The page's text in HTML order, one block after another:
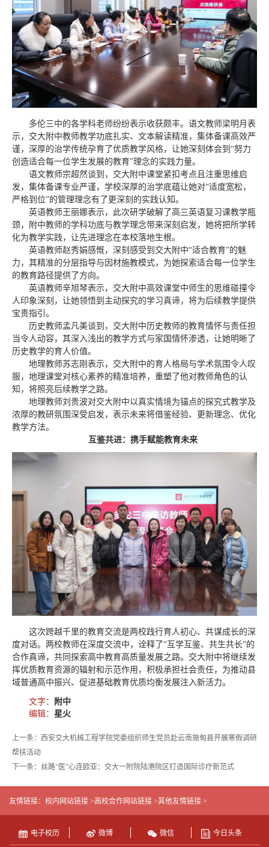
多伦三中的各学科老师纷纷表示收获颇丰。语文教师梁明月表
示，交大附中教师教学功底扎实、文本解读精准，集体备课高效严
谨，深厚的治学传统孕育了优质教学风格，让她深刻体会到“努力
创造适合每一位学生发展的教育”理念的实践力量。
语文教师宗超然谈到，交大附中课堂紧扣考点且注重思维启
发，集体备课专业严谨，学校深厚的治学底蕴让她对“适度宽松，
严格到位”的管理理念有了更深刻的实践认知。
英语教师王丽娜表示，此次研学破解了高三英语复习课教学瓶
颈，附中教师的学科功底与教学理念带来深刻启发，她将把所学转
化为教学实践，让先进理念在本校落地生根。
英语教师赵秀娟感慨，深刻感受到交大附中“适合教育”的魅
力，其精准的分层指导与因材施教模式，为她探索适合每一位学生
的教育路径提供了方向。
英语教师辛旭琴表示，交大附中高效课堂中师生的思维碰撞令
人印象深刻，让她领悟到主动探究的学习真谛，将为后续教学提供
宝贵指引。
历史教师孟凡美谈到，交大附中历史教师的教育情怀与责任担
当令人动容，其深入浅出的教学方式与家国情怀渗透，让她明晰了
历史教学的育人价值。
地理教师苏志刚表示，交大附中的育人格局与学术氛围令人叹
服，地理课堂对核心素养的精准培养，重塑了他对教师角色的认
知，将照亮后续教学之路。
地理教师刘贵波对交大附中以真实情境为锚点的探究式教学及
浓厚的教研氛围深受启发，表示未来将借鉴经验、更新理念、优化
教学方法。
互鉴共进：携手赋能教育未来
这次跨越千里的教育交流是两校践行育人初心、共谋成长的深
度对话。两校教师在深度交流中，诠释了“互学互鉴、共生共长”的
合作真谛，共同探索高中教育高质量发展之路。交大附中将继续发
挥优质教育资源的辐射和示范作用，积极承担社会责任，为推动县
域普通高中振兴、促进基础教育优质均衡发展注入新活力。
文字：
附中
编辑： 星火
上一条：西安交大机械工程学院党委组织师生党员赴云南施甸县开展寒假调研
帮扶活动
下一条：丝路“医”心连欧亚：交大一附院陆港院区打造国际诊疗新范式
友情链接： 校内网站链接 >高校合作网站链接 >其他友情链接 >
电子校历 微博 微信 今日头条